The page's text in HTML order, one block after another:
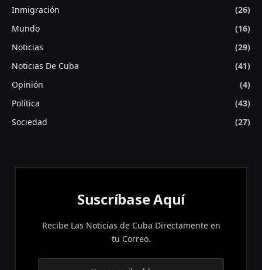
Inmigración
(26)
Mundo
(16)
Noticias
(29)
Noticias De Cuba
(41)
Opinión
(4)
Política
(43)
Sociedad
(27)
Suscríbase Aquí
Recibe Las Noticias de Cuba Directamente en
tu Correo.